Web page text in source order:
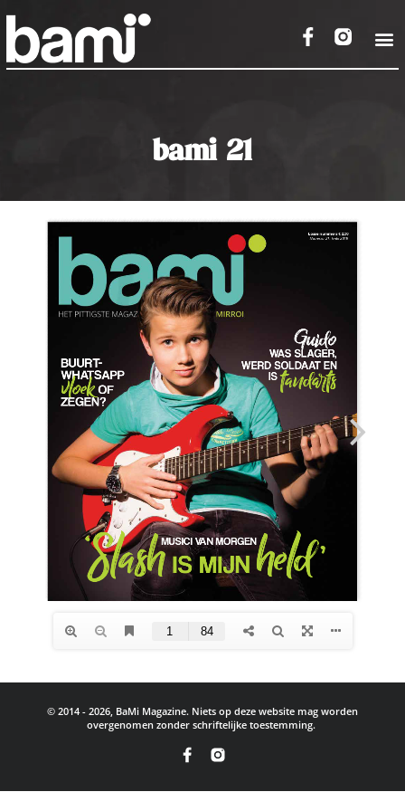
bami 21
© 2014 - 2026, BaMi Magazine. Niets op deze website mag worden
overgenomen zonder schriftelijke toestemming.